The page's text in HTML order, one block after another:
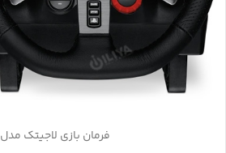
فرمان بازی لاجیتک مدل G29